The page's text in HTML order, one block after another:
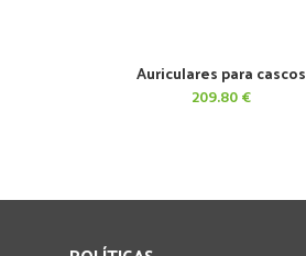
AÑADIR AL CARRITO
Auriculares para cascos
209.80€